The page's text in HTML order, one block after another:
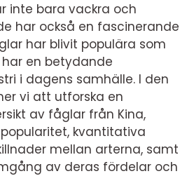
inte bara vackra och
har också en fascinerande
har blivit populära som
en betydande
i dagens samhälle. I den
vi att utforska en
av fåglar från Kina,
kvantitativa
mellan arterna, samt
av deras fördelar och